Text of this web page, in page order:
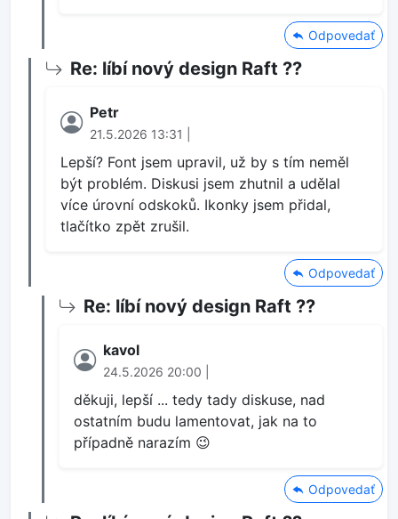
Odpovedať
Re: líbí nový design Raft ??
Petr
21.5.2026 13:31 |
Lepší? Font jsem upravil, už by s tím neměl
být problém. Diskusi jsem zhutnil a udělal
více úrovní odskoků. Ikonky jsem přidal,
tlačítko zpět zrušil.
Odpovedať
Re: líbí nový design Raft ??
kavol
24.5.2026 20:00 |
děkuji, lepší ... tedy tady diskuse, nad
ostatním budu lamentovat, jak na to
případně narazím 😉
Odpovedať